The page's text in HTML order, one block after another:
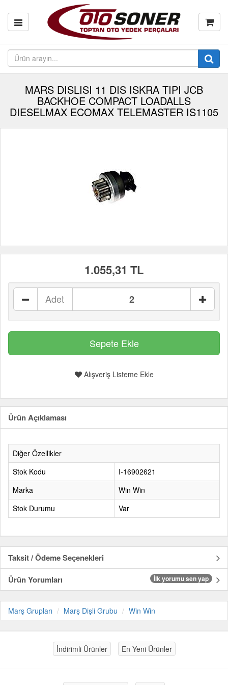
MARS DISLISI 11 DIS ISKRA TIPI JCB
BACKHOE COMPACT LOADALLS
DIESELMAX ECOMAX TELEMASTER IS1105
1.055,31 TL
Adet
Alışveriş Listeme Ekle
Ürün Açıklaması
Diğer Özellikler
Stok Kodu
I-16902621
Marka
Win Win
Stok Durumu
Var
Taksit / Ödeme Seçenekleri
Ürün Yorumları
İlk yorumu sen yap
Marş Grupları Marş Dişli Grubu Win Win
İndirimli Ürünler En Yeni Ürünler